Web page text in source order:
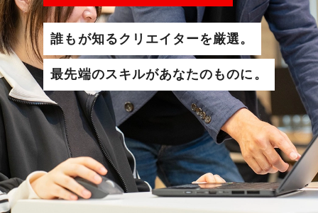
誰もが知るクリエイターを厳選。
最先端のスキルがあなたのものに。